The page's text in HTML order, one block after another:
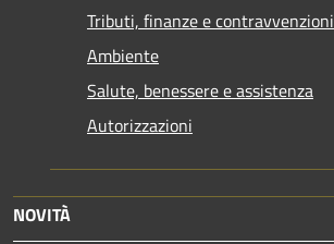
Tributi, finanze e contravvenzioni
Ambiente
Salute, benessere e assistenza
Autorizzazioni
NOVITÀ